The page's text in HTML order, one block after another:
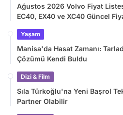
Ağustos 2026 Volvo Fiyat
EC40, EX40 ve XC40 Güncel
Yaşam
Manisa'da Hasat Zamanı:
Çözümü Kendi Buldu
Dizi & Film
Sıla Türkoğlu'na Yeni Başrol
Partner Olabilir